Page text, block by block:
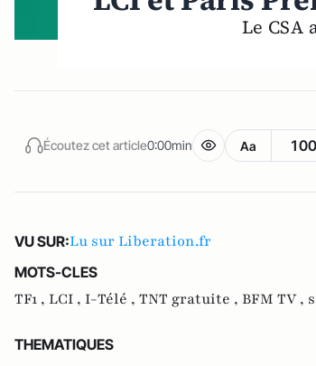
Le CSA
Écoutez cet article0:00min Aa
VU SUR:Lu sur Liberation.fr
MOTS-CLES
TF1 , LCI , I-Télé , TNT gratuite , BFM TV ,
THEMATIQUES